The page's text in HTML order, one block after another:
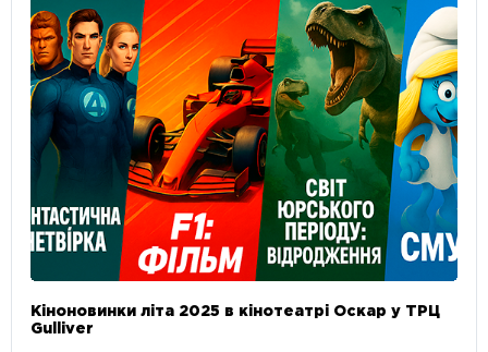
Кіноновинки літа 2025 в кінотеатрі Оскар у ТРЦ
Gulliver